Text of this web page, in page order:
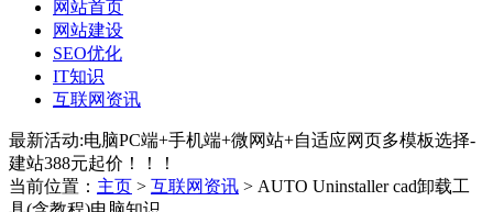
网站首页
网站建设
SEO优化
IT知识
互联网资讯
最新活动:电脑PC端+手机端+微网站+自适应网页多模板选择-
建站388元起价！！！
当前位置： 主页 > 互联网资讯 > AUTO Uninstaller cad卸载工